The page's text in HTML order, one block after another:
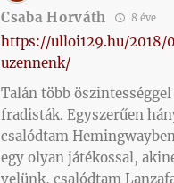
Csaba Horváth 8 éve
https://ulloi129.hu/
uzennenk/
Talán több
fradisták. Egyszerűen
csalódtam
egy olyan játékossal,
velünk, csalódtam